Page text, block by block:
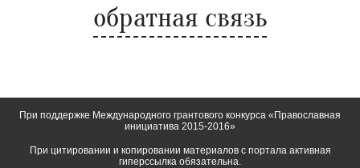
обратная связь
При поддержке Международного грантового конкурса «Православная
инициатива 2015-2016»
При цитировании и копировании материалов с портала активная
гиперссылка обязательна.